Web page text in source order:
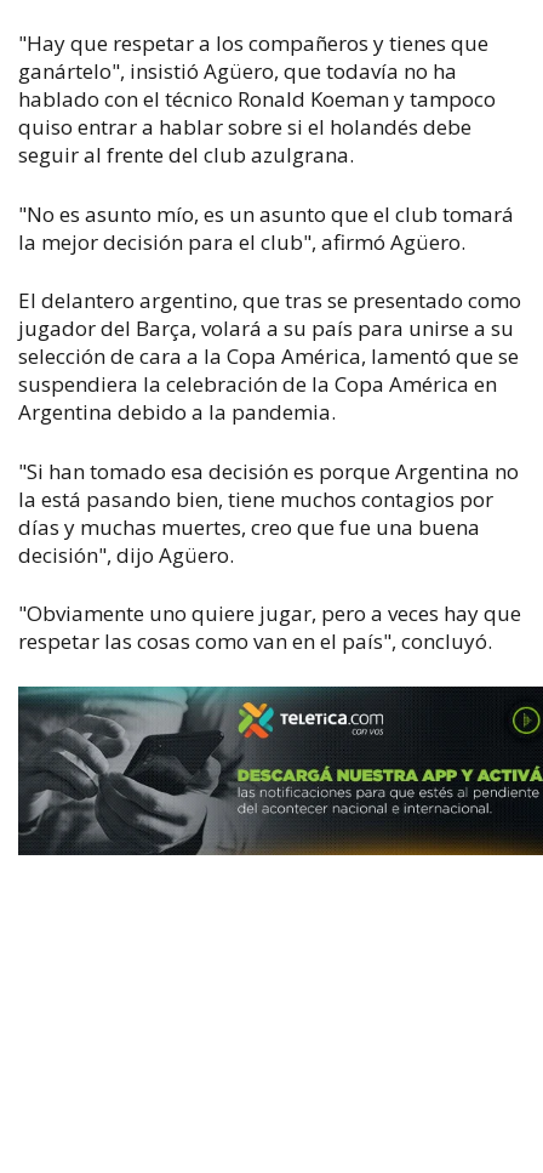
"Hay que respetar a los compañeros y tienes que
ganártelo", insistió Agüero, que todavía no ha
hablado con el técnico Ronald Koeman y tampoco
quiso entrar a hablar sobre si el holandés debe
seguir al frente del club azulgrana.
"No es asunto mío, es un asunto que el club tomará
la mejor decisión para el club", afirmó Agüero.
El delantero argentino, que tras se presentado como
jugador del Barça, volará a su país para unirse a su
selección de cara a la Copa América, lamentó que se
suspendiera la celebración de la Copa América en
Argentina debido a la pandemia.
"Si han tomado esa decisión es porque Argentina no
la está pasando bien, tiene muchos contagios por
días y muchas muertes, creo que fue una buena
decisión", dijo Agüero.
"Obviamente uno quiere jugar, pero a veces hay que
respetar las cosas como van en el país", concluyó.